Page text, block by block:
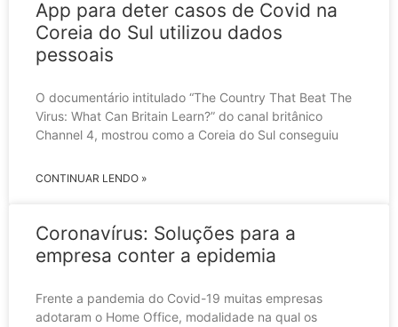
App para deter casos de Covid na
Coreia do Sul utilizou dados
pessoais
O documentário intitulado “The Country That Beat The
Virus: What Can Britain Learn?” do canal britânico
Channel 4, mostrou como a Coreia do Sul conseguiu
CONTINUAR LENDO »
Coronavírus: Soluções para a
empresa conter a epidemia
Frente a pandemia do Covid-19 muitas empresas
adotaram o Home Office, modalidade na qual os